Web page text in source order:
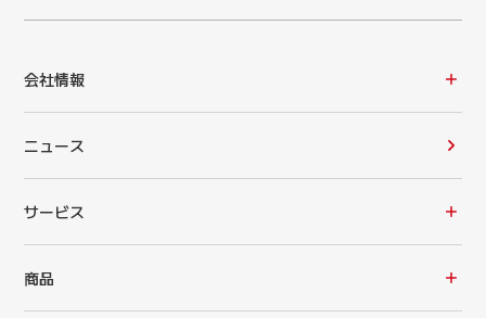
会社情報
ニュース
サービス
商品